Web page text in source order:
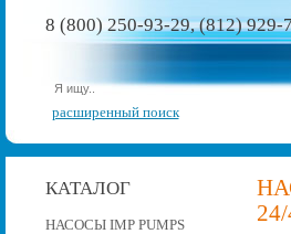
8 (800) 250-93-29, (812) 929-
расширенный поиск
КАТАЛОГ
НАСОСЫ IMP PUMPS